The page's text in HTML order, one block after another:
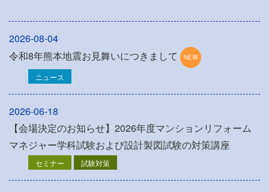
2026-08-04
令和8年熊本地震お見舞いにつきまして
ニュース
2026-06-18
【会場決定のお知らせ】2026年度マンションリフォーム
マネジャー学科試験および設計製図試験の対策講座
セミナー 試験対策